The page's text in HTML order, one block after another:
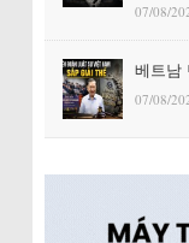
07/08/
베트남
07/08/